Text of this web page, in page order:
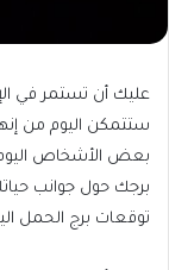
عليك أن تستمر في
ستتمكن اليوم من
بعض الأشخاص
برجك حول جوانب
توقعات برج الحمل